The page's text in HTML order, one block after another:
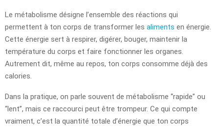
Le métabolisme désigne l’ensemble des réactions qui
permettent à ton corps de transformer les aliments en énergie.
Cette énergie sert à respirer, digérer, bouger, maintenir la
température du corps et faire fonctionner les organes.
Autrement dit, même au repos, ton corps consomme déjà des
calories.
Dans la pratique, on parle souvent de métabolisme “rapide” ou
“lent”, mais ce raccourci peut être trompeur. Ce qui compte
vraiment, c’est la quantité totale d’énergie que ton corps